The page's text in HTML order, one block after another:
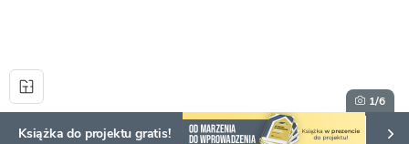
1/6
Książka do projektu gratis!